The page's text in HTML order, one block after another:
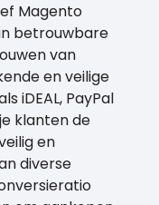
Magento
betrouwbare
van
en veilige
iDEAL, PayPal
klanten de
en
diverse